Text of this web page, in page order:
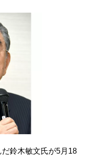
鈴木敏文氏が5月18